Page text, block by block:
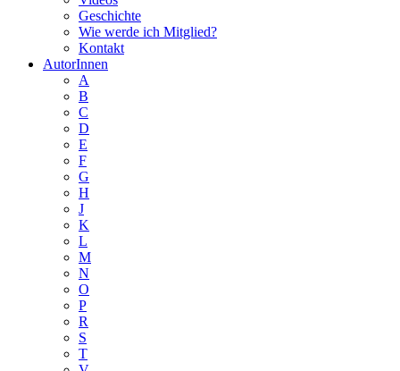
Geschichte
Wie werde ich Mitglied?
Kontakt
AutorInnen
A
B
C
D
E
F
G
H
J
K
L
M
N
O
P
R
S
T